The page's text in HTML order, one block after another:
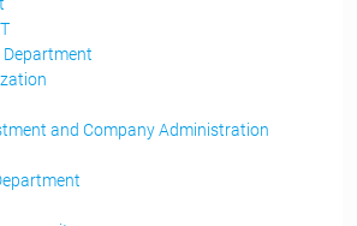
and Company Administration